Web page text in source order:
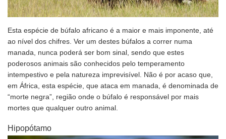
Esta espécie de búfalo africano é a maior e mais imponente, até
ao nível dos chifres. Ver um destes búfalos a correr numa
manada, nunca poderá ser bom sinal, sendo que estes
poderosos animais são conhecidos pelo temperamento
intempestivo e pela natureza imprevisível. Não é por acaso que,
em África, esta espécie, que ataca em manada, é denominada de
“morte negra”, região onde o búfalo é responsável por mais
mortes que qualquer outro animal.
Hipopótamo